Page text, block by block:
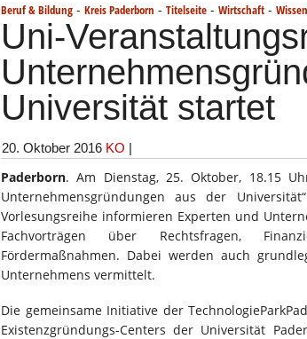
Beruf & Bildung - Kreis Paderborn - Titelseite - Wirtschaft -
Uni-
Universität startet
20. Oktober 2016 KO |
Paderborn. Am Dienstag, 25. Oktober, 18.15
Unternehmensgründungen aus der
Vorlesungsreihe informieren Experten und
Fachvorträgen über Rechtsfragen,
Fördermaßnahmen. Dabei werden auch
Unternehmens vermittelt.
Die gemeinsame Initiative der
Existenzgründungs-Centers der Universität